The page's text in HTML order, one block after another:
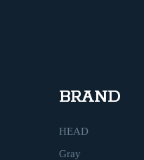
BRAND
HEAD
Gray